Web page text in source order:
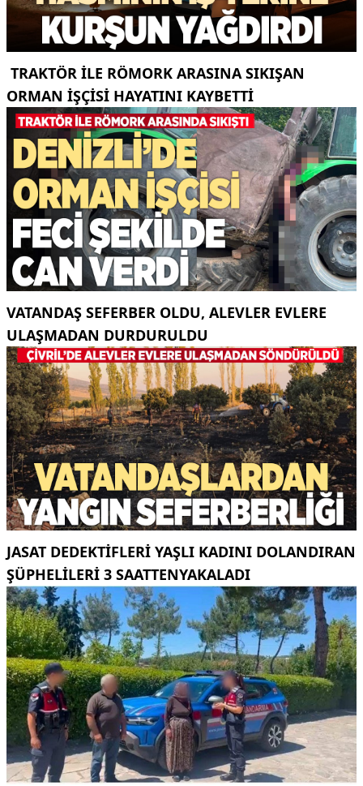
TRAKTÖR ILE RÖMORK ARASINA SIKIŞAN
ORMAN IŞÇISI HAYATINI KAYBETTI
VATANDAŞ SEFERBER OLDU, ALEVLER EVLERE
ULAŞMADAN DURDURULDU
JASAT DEDEKTIFLERI YAŞLI KADINI DOLANDIRAN
ŞÜPHELILERI 3 SAATTENYAKALADI